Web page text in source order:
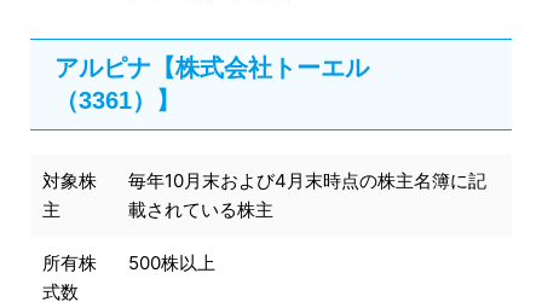
アルピナ【株式会社トーエル
（3361）】
対象株
主
毎年10月末および4月末時点の株主名簿に記
載されている株主
所有株
式数
500株以上